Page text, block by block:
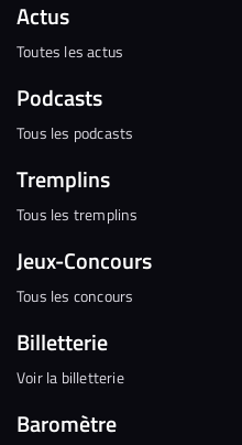
Actus
Toutes les actus
Podcasts
Tous les podcasts
Tremplins
Tous les tremplins
Jeux-Concours
Tous les concours
Billetterie
Voir la billetterie
Baromètre